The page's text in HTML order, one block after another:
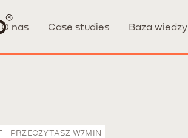
O nas Case studies Baza wiedzy
PRZECZYTASZ W7MIN